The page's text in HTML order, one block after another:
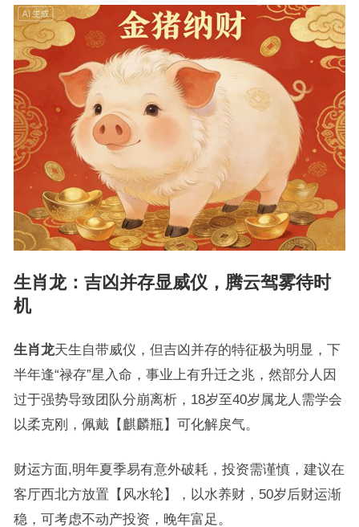
生肖龙：吉凶并存显威仪，腾云驾雾待时
机
生肖龙天生自带威仪，但吉凶并存的特征极为明显，下
半年逢“禄存”星入命，事业上有升迁之兆，然部分人因
过于强势导致团队分崩离析，18岁至40岁属龙人需学会
以柔克刚，佩戴【麒麟瓶】可化解戾气。
财运方面,明年夏季易有意外破耗，投资需谨慎，建议在
客厅西北方放置【风水轮】，以水养财，50岁后财运渐
稳，可考虑不动产投资，晚年富足。